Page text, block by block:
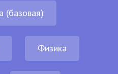
(базовая)
Физика